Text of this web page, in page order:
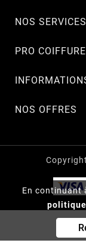
En continuant
NOS SERVICES
PRO COIFFURE
NOS OFFRES